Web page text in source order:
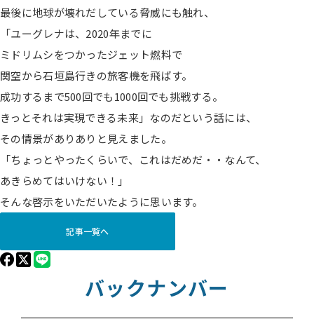
最後に地球が壊れだしている脅威にも触れ、
「ユーグレナは、2020年までに
ミドリムシをつかったジェット燃料で
関空から石垣島行きの旅客機を飛ばす。
成功するまで500回でも1000回でも挑戦する。
きっとそれは実現できる未来」なのだという話には、
その情景がありありと見えました。
「ちょっとやったくらいで、これはだめだ・・なんて、
あきらめてはいけない！」
そんな啓示をいただいたように思います。
記事一覧へ
バックナンバー